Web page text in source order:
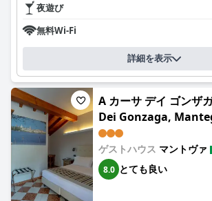
す。多くのゲストは快適だと感じており、しっ
レスと羽毛布団を高く評価しています。ただし
善できると指摘する人もいます。
ホテルはいくつかのアップデートと最新の改装
可能性がありますが、3つ星ホテルの期待に応
なアメニティをすべて提供し、清潔な環境を
う価値を提供するため、マントヴァを訪れる
的で手頃な価格のオプションとなっています。
夜遊び
無料Wi-Fi
詳細を表示
A カーサ デイ ゴンザ
Dei Gonzaga,
ゲストハウス マントヴァ
8.0 とても良い